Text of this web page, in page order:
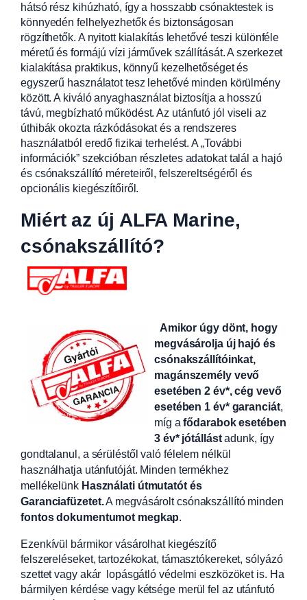
hátsó rész kihúzható, így a hosszabb csónaktestek is
könnyedén felhelyezhetők és biztonságosan
rögzíthetők. A nyitott kialakítás lehetővé teszi különféle
méretű és formájú vízi járművek szállítását. A szerkezet
kialakítása praktikus, könnyű kezelhetőséget és
egyszerű használatot tesz lehetővé minden körülmény
között. A kiváló anyaghasználat biztosítja a hosszú
távú, megbízható működést. Az utánfutó jól viseli az
úthibák okozta rázkódásokat és a rendszeres
használatból eredő fizikai terhelést. A „További
információk” szekcióban részletes adatokat talál a hajó
és csónakszállító méreteiről, felszereltségéről és
opcionális kiegészítőiről.
Miért az új ALFA Marine,
csónakszállító?
Amikor úgy dönt, hogy
megvásárolja új hajó és
csónakszállítóinkat,
magánszemély vevő
esetében 2 év*, cég vevő
esetében 1 év* garanciát,
míg afődarabok esetében
3 év* jótállástadunk, így
gondtalanul, a sérüléstől való félelem nélkül
használhatja utánfutóját. Minden termékhez
mellékelünk Használati útmutatót és
Garanciafüzetet.A megvásárolt csónakszállító minden
fontos dokumentumot megkap.
Ezenkívül bármikor vásárolhat kiegészítő
felszereléseket, tartozékokat, támasztókereket, sólyázó
szettet vagy akár lopásgátló védelmi eszközöket is. Ha
bármilyen kérdése vagy kétsége merül fel az utánfutó